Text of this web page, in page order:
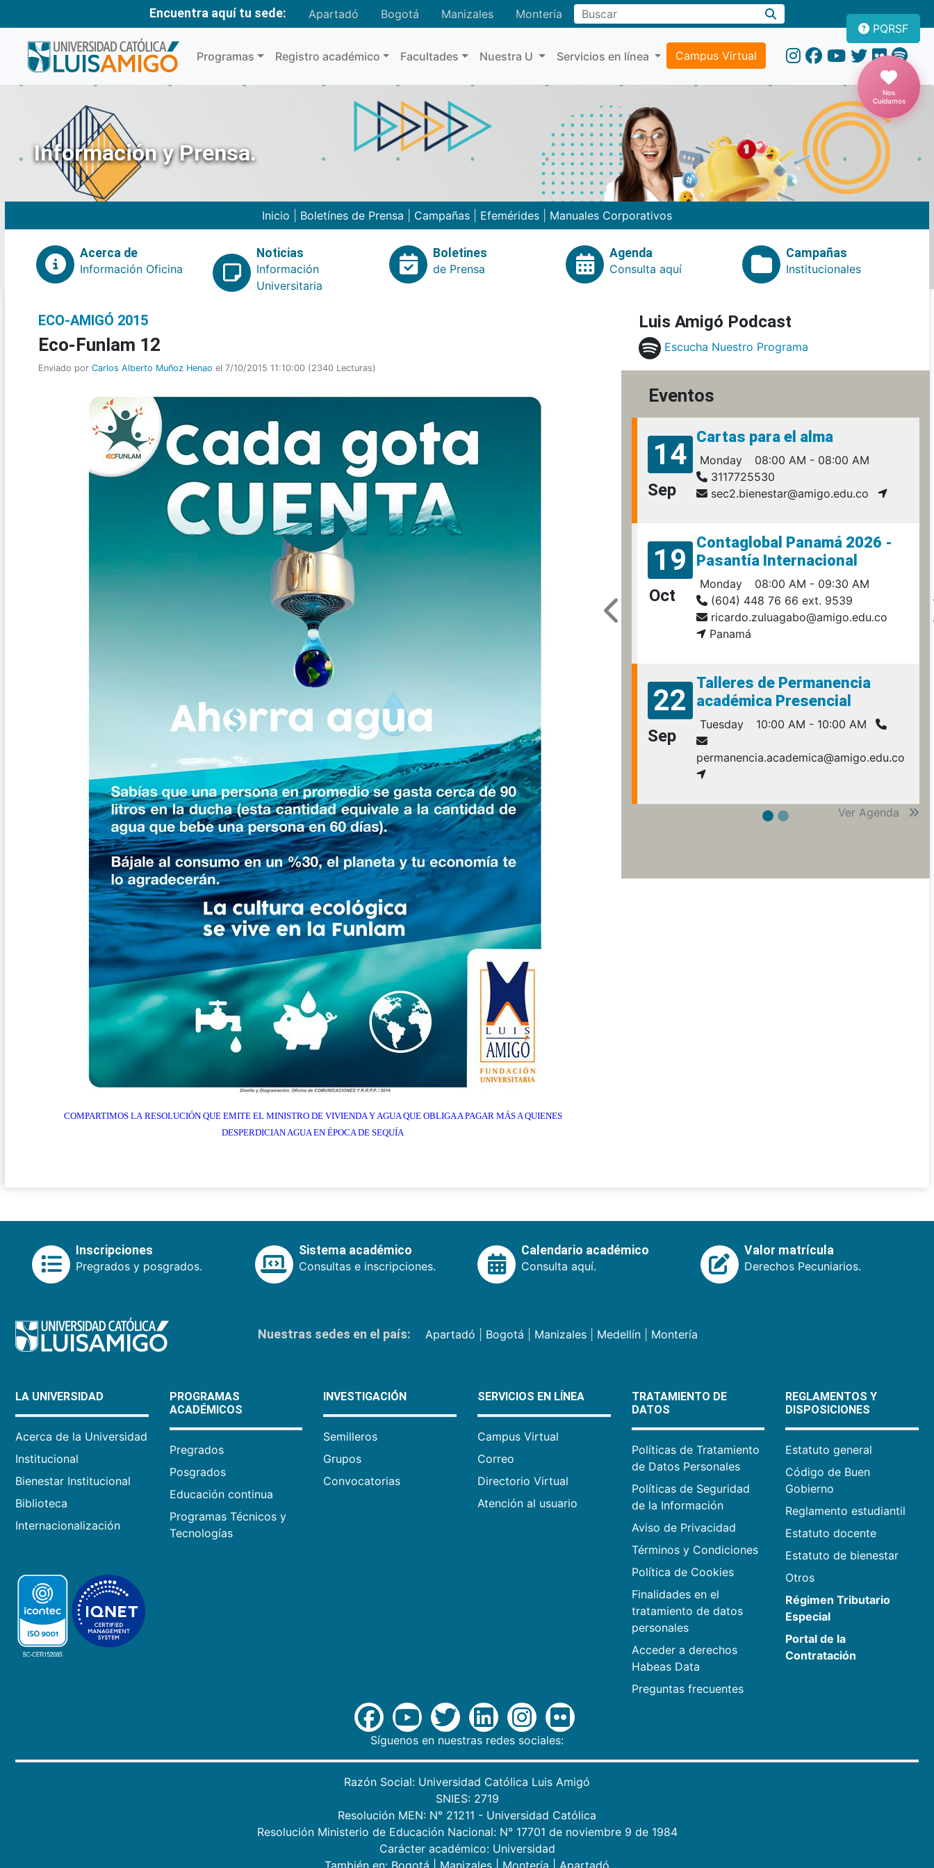
Encuentra aquí tu sede: Apartadó Bogotá Manizales MonteríaBuscar
Programas Registro académico Facultades Nuestra U Servicios en línea Campus Virtual
PQRSF
Nos
Cuidamos
Información y Prensa.
Inicio Boletínes de Prensa Campañas Efemérides Manuales Corporativos
Acerca de
Información Oficina
Noticias
Información
Universitaria
Boletines
de Prensa
Agenda
Consulta aquí
Campañas
Institucionales
ECO-AMIGÓ 2015
Eco-Funlam 12
Enviado por Carlos Alberto Muñoz Henao el 7/10/2015 11:10:00 (2340 Lecturas)
COMPARTIMOS LA RESOLUCIÓN QUE EMITE EL MINISTRO DE VIVIENDA Y AGUA QUE OBLIGA A PAGAR MÁS A QUIENES
DESPERDICIAN AGUA EN ÉPOCA DE SEQUÍA
Luis Amigó Podcast
Escucha Nuestro Programa
Eventos
14
Sep
Cartas para el alma
Monday
08:00 AM - 08:00 AM
3117725530
sec2.bienestar@amigo.edu.co
19
Oct
Contaglobal Panamá 2026 -
Pasantía Internacional
Monday
08:00 AM - 09:30 AM
(604) 448 76 66 ext. 9539
ricardo.zuluagabo@amigo.edu.co
Panamá
22
Sep
Talleres de Permanencia
académica Presencial
Tuesday 10:00 AM - 10:00 AM
permanencia.academica@amigo.edu.co
Ver Agenda
Inscripciones
Pregrados y posgrados.
Sistema académico
Consultas e inscripciones.
Calendario académico
Consulta aquí.
Valor matrícula
Derechos Pecuniarios.
Nuestras sedes en el país: Apartadó Bogotá Manizales| Medellín| Montería
LA UNIVERSIDAD
Acerca de la Universidad
Institucional
Bienestar Institucional
Biblioteca
Internacionalización
PROGRAMAS
ACADÉMICOS
Pregrados
Posgrados
Educación continua
Programas Técnicos y
Tecnologías
INVESTIGACIÓN
Semilleros
Grupos
Convocatorias
SERVICIOS EN LÍNEA
Campus Virtual
Correo
Directorio Virtual
Atención al usuario
TRATAMIENTO DE
DATOS
Políticas de Tratamiento
de Datos Personales
Políticas de Seguridad
de la Información
Aviso de Privacidad
Términos y Condiciones
Política de Cookies
Finalidades en el
tratamiento de datos
personales
Acceder a derechos
Habeas Data
Preguntas frecuentes
REGLAMENTOS Y
DISPOSICIONES
Estatuto general
Código de Buen
Gobierno
Reglamento estudiantil
Estatuto docente
Estatuto de bienestar
Otros
Régimen Tributario
Especial
Portal de la
Contratación
Síguenos en nuestras redes sociales:
Razón Social: Universidad Católica Luis Amigó
SNIES: 2719
Resolución MEN: N° 21211 - Universidad Católica
Resolución Ministerio de Educación Nacional: N° 17701 de noviembre 9 de 1984
Carácter académico: Universidad
También en: Bogotá Manizales Montería Apartadó